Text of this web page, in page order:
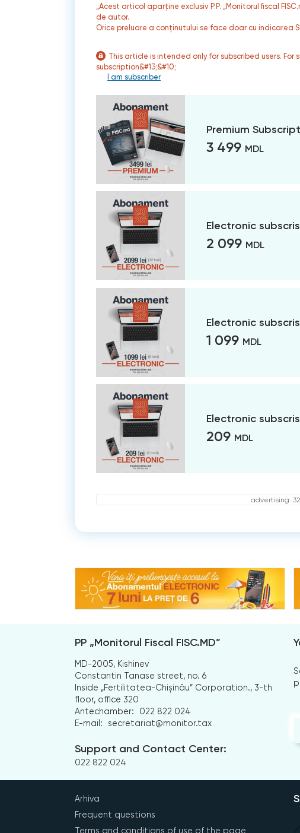
„Acest articol aparține exclusiv P.P. „Monitorul fiscal
de autor.
Orice preluare a conținutului se face doar cu indicarea
This article is intended only for subscribed users.
subscription&#13;&#10;
I am subscriber
Premium
3 499 MDL
Electronic
2 099 MDL
Electronic
1 099 MDL
Electronic
209 MDL
advertising:
PP „Monitorul Fiscal FISC.MD”
MD-2005, Kishinev
Constantin Tanase street, no. 6
Inside „Fertilitatea-Chișinău” Corporation., 3-th
floor, office 320
Antechamber:
022 822 024
E-mail:
secretariat@monitor.tax
Support and Contact Center:
022 822 024
Arhiva
Frequent questions
Terms and conditions of use of the page